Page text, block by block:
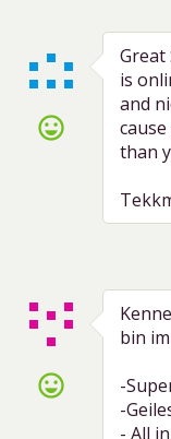
sentiment_very_satisfied
Great
is
and
than
sentiment_very_satisfied
bin
-
-
- All